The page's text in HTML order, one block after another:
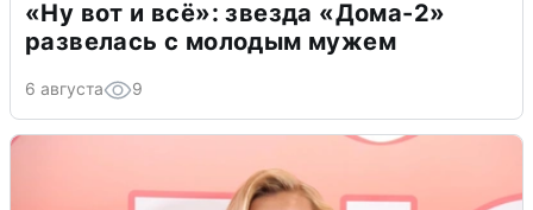
«Ну вот и всё»: звезда «Дома-2»
развелась с молодым мужем
6 августа 9